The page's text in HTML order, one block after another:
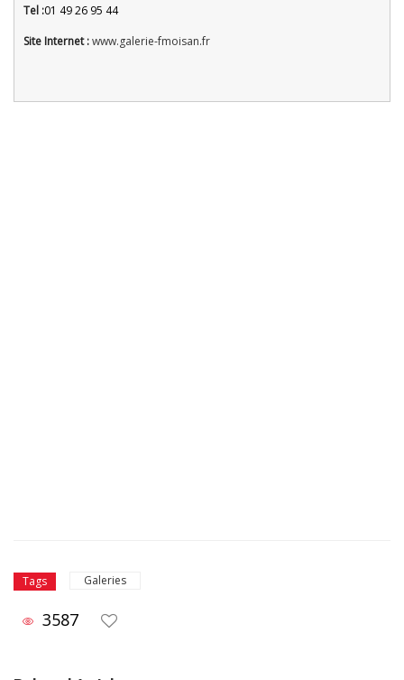
Tel :01 49 26 95 44
Site Internet :www.galerie-fmoisan.fr
Tags Galeries
3587